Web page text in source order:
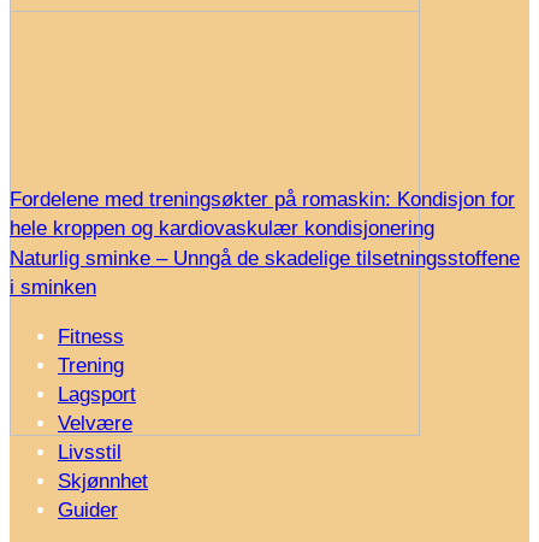
Fordelene med treningsøkter på romaskin: Kondisjon for
hele kroppen og kardiovaskulær kondisjonering
Naturlig sminke – Unngå de skadelige tilsetningsstoffene
i sminken
Fitness
Trening
Lagsport
Velvære
Livsstil
Skjønnhet
Guider